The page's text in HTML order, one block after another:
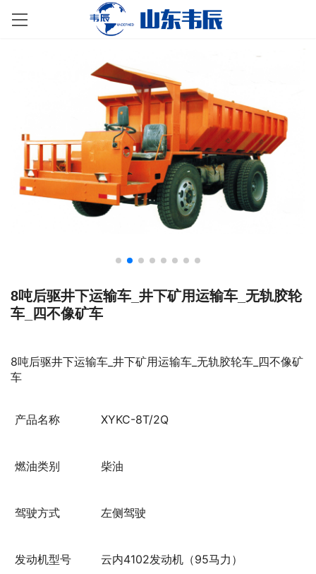
8吨后驱井下运输车_井下矿用运输车_无轨胶轮
车_四不像矿车
8吨后驱井下运输车_井下矿用运输车_无轨胶轮车_四不像矿
车
产品名称 XYKC-8T/2Q
燃油类别 柴油
驾驶方式 左侧驾驶
发动机型号 云内4102发动机（95马力）